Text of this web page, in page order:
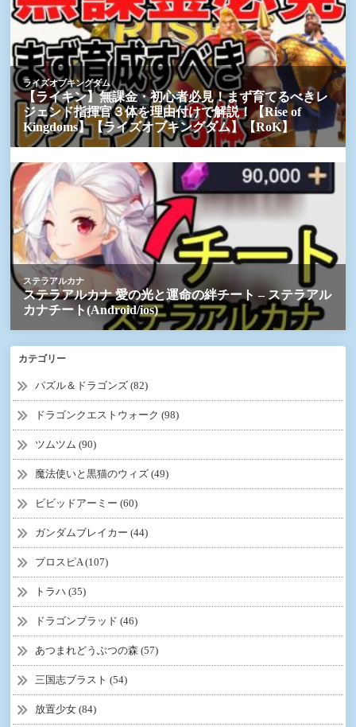
カテゴリー
パズル＆ドラゴンズ (82)
ドラゴンクエストウォーク (98)
ツムツム (90)
魔法使いと黒猫のウィズ (49)
ビビッドアーミー (60)
ガンダムブレイカー (44)
プロスピA (107)
トラハ (35)
ドラゴンブラッド (46)
あつまれどうぶつの森 (57)
三国志ブラスト (54)
放置少女 (84)